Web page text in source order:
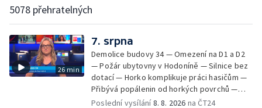
5078 přehratelných
26 min
7. srpna
Demolice budovy 34 — Omezení na D1 a D2
— Požár ubytovny v Hodoníně — Silnice bez
dotací — Horko komplikuje práci hasičům —
Přibývá popálenin od horkých povrchů —
Začíná prodej burčáku — Vedra komplikují
Poslední vysílání8. 8. 2026 na ČT24